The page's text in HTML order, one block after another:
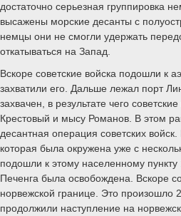
достаточно серьезная группировка
высажены морские десанты с
немцы они не смогли удержать
откатываться на Запад.
Вскоре советские войска подошли к
захватили его. Дальше лежал порт
захвачен, в результате чего
Крестовый и мысу Романов. В этом
десантная операция советских
которая была окружена уже с
подошли к этому населенному
Печенга была освобождена. Вскоре
норвежской границе. Это произошло
продолжили наступление на